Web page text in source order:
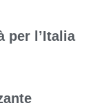
per l’Italia